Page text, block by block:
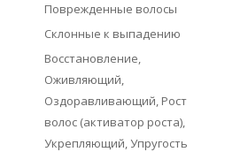
Поврежденные волосы
Склонные к выпадению
Восстановление,
Оживляющий,
Оздоравливающий, Рост
волос (активатор роста),
Укрепляющий, Упругость